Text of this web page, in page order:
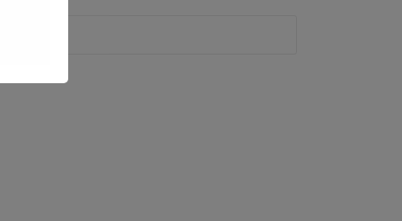
jak kropki, kokardki czy bajkowe postaci, kalosze